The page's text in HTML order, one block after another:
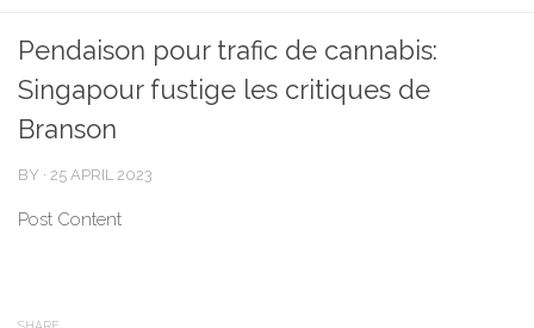
Pendaison pour trafic de cannabis:
Singapour fustige les critiques de
Branson
BY · 25 APRIL 2023
Post Content